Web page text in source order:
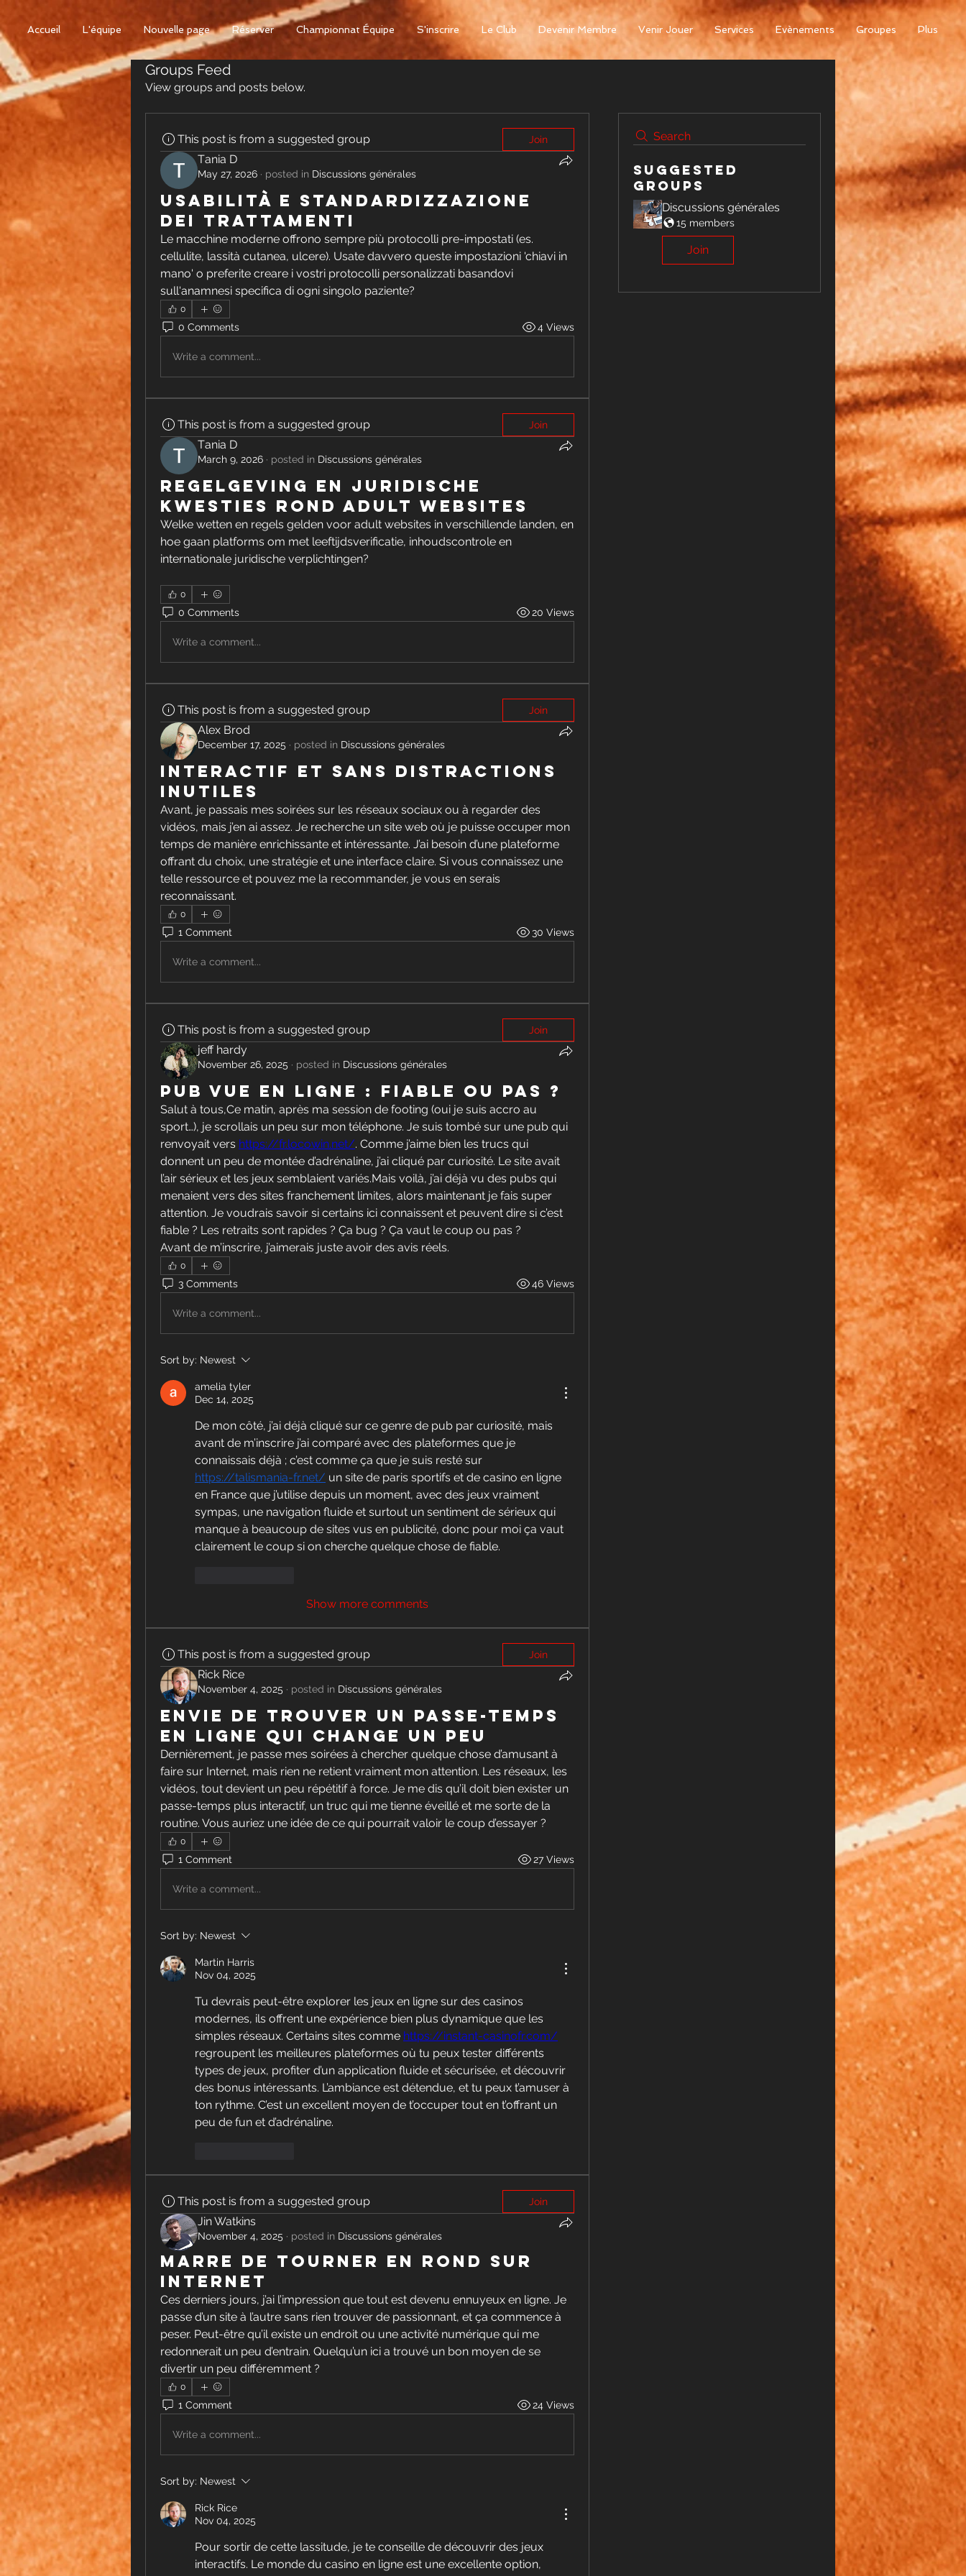
Accueil L'équipe Nouvelle page Réserver Championnat Équipe S'inscrire Le Club Devenir Membre Venir Jouer Services Evènements Groupes Plus
Groups Feed
View groups and posts below.
Search
Suggested
Groups
Discussions générales
15 members
Join
This post is from a suggested group Join
Тania D
May 27, 2026 · posted in Discussions générales
Usabilità e standardizzazione
dei trattamenti
Le macchine moderne offrono sempre più protocolli pre-impostati (es.
cellulite, lassità cutanea, ulcere). Usate davvero queste impostazioni 'chiavi in
mano' o preferite creare i vostri protocolli personalizzati basandovi
sull'anamnesi specifica di ogni singolo paziente?
0
0 Comments 4 Views
Write a comment...
This post is from a suggested group Join
Тania D
March 9, 2026 · posted in Discussions générales
Regelgeving en juridische
kwesties rond adult websites
Welke wetten en regels gelden voor adult websites in verschillende landen, en
hoe gaan platforms om met leeftijdsverificatie, inhoudscontrole en
internationale juridische verplichtingen?
0
0 Comments 20 Views
Write a comment...
This post is from a suggested group Join
Alex Brod
December 17, 2025 · posted in Discussions générales
Interactif et sans distractions
inutiles
Avant, je passais mes soirées sur les réseaux sociaux ou à regarder des
vidéos, mais j’en ai assez. Je recherche un site web où je puisse occuper mon
temps de manière enrichissante et intéressante. J’ai besoin d’une plateforme
offrant du choix, une stratégie et une interface claire. Si vous connaissez une
telle ressource et pouvez me la recommander, je vous en serais
reconnaissant.
0
1 Comment 30 Views
Write a comment...
This post is from a suggested group Join
jeff hardy
November 26, 2025 · posted in Discussions générales
Pub vue en ligne : fiable ou pas ?
Salut à tous,Ce matin, après ma session de footing (oui je suis accro au
sport…), je scrollais un peu sur mon téléphone. Je suis tombé sur une pub qui
renvoyait vers https://fr.locowin.net/. Comme j’aime bien les trucs qui
donnent un peu de montée d’adrénaline, j’ai cliqué par curiosité. Le site avait
l’air sérieux et les jeux semblaient variés.Mais voilà, j’ai déjà vu des pubs qui
menaient vers des sites franchement limites, alors maintenant je fais super
attention. Je voudrais savoir si certains ici connaissent et peuvent dire si c’est
fiable ? Les retraits sont rapides ? Ça bug ? Ça vaut le coup ou pas ?
Avant de m’inscrire, j’aimerais juste avoir des avis réels.
0
3 Comments 46 Views
Write a comment...
Sort by: Newest
amelia tyler
Dec 14, 2025
De mon côté, j’ai déjà cliqué sur ce genre de pub par curiosité, mais
avant de m’inscrire j’ai comparé avec des plateformes que je
https://talismania-fr.net/ un site de paris sportifs et de casino en ligne
en France que j’utilise depuis un moment, avec des jeux vraiment
sympas, une navigation fluide et surtout un sentiment de sérieux qui
manque à beaucoup de sites vus en publicité, donc pour moi ça vaut
clairement le coup si on cherche quelque chose de fiable.
Show more comments
This post is from a suggested group Join
Rick Rice
November 4, 2025 · posted in Discussions générales
Envie de trouver un passe-temps
en ligne qui change un peu
Dernièrement, je passe mes soirées à chercher quelque chose d’amusant à
faire sur Internet, mais rien ne retient vraiment mon attention. Les réseaux, les
vidéos, tout devient un peu répétitif à force. Je me dis qu’il doit bien exister un
passe-temps plus interactif, un truc qui me tienne éveillé et me sorte de la
routine. Vous auriez une idée de ce qui pourrait valoir le coup d’essayer ?
0
1 Comment 27 Views
Write a comment...
Sort by: Newest
Martin Harris
Nov 04, 2025
Tu devrais peut-être explorer les jeux en ligne sur des casinos
modernes, ils offrent une expérience bien plus dynamique que les
simples réseaux. Certains sites comme https://instant-casinofr.com/
regroupent les meilleures plateformes où tu peux tester différents
types de jeux, profiter d’un application fluide et sécurisée, et découvrir
des bonus intéressants. L’ambiance est détendue, et tu peux t’amuser à
ton rythme. C’est un excellent moyen de t’occuper tout en t’offrant un
peu de fun et d’adrénaline.
This post is from a suggested group Join
Jin Watkins
November 4, 2025 · posted in Discussions générales
Marre de tourner en rond sur
Internet
Ces derniers jours, j’ai l’impression que tout est devenu ennuyeux en ligne. Je
passe d’un site à l’autre sans rien trouver de passionnant, et ça commence à
peser. Peut-être qu’il existe un endroit ou une activité numérique qui me
redonnerait un peu d’entrain. Quelqu’un ici a trouvé un bon moyen de se
divertir un peu différemment ?
0
1 Comment 24 Views
Write a comment...
Sort by: Newest
Rick Rice
Nov 04, 2025
Pour sortir de cette lassitude, je te conseille de découvrir des jeux
interactifs. Le monde du casino en ligne est une excellente option,